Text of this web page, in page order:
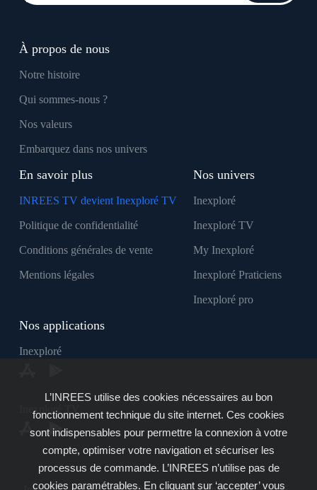
À propos de nous
Notre histoire
Qui sommes-nous ?
Nos valeurs
Embarquez dans nos univers
En savoir plus
INREES TV devient Inexploré TV
Politique de confidentialité
Conditions générales de vente
Mentions légales
Nos univers
Inexploré
Inexploré TV
My Inexploré
Inexploré Praticiens
Inexploré pro
Nos applications
Inexploré
Inexploré TV
L’INREES utilise des cookies nécessaires au bon
fonctionnement technique du site internet. Ces cookies
sont indispensables pour permettre la connexion à votre
compte, optimiser votre navigation et sécuriser les
processus de commande. L’INREES n’utilise pas de
cookies paramétrables. En cliquant sur ‘accepter’ vous